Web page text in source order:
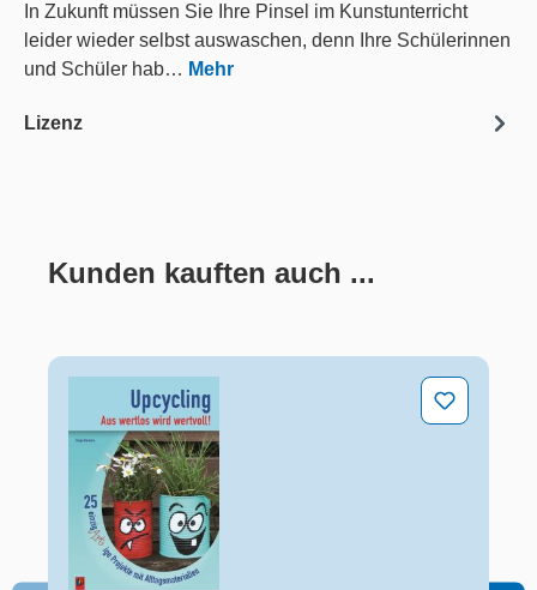
In Zukunft müssen Sie Ihre Pinsel im Kunstunterricht
leider wieder selbst auswaschen, denn Ihre Schülerinnen
und Schüler hab… Mehr
Lizenz
Produktgalerie überspringen
Kunden kauften auch ...
Upcycling – Aus wertlos wird wertvoll!